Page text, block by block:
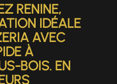
RENINE,
IDÉALE
AVEC
À
BOIS. EN